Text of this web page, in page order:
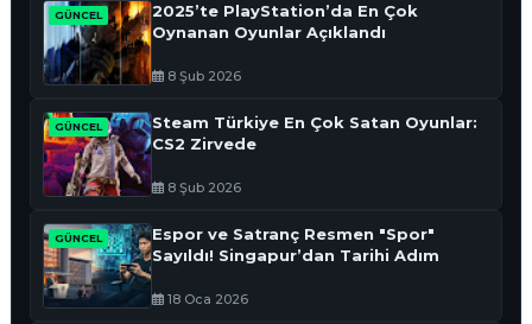
GÜNCEL
2025’te PlayStation’da En Çok
Oynanan Oyunlar Açıklandı
8 Şub 2026
GÜNCEL
Steam Türkiye En Çok Satan Oyunlar:
CS2 Zirvede
8 Şub 2026
GÜNCEL
Espor ve Satranç Resmen "Spor"
Sayıldı! Singapur’dan Tarihi Adım
18 Oca 2026